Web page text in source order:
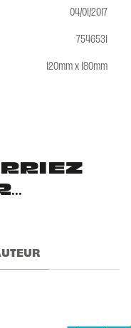
04/01/2017
7546531
120mm x 180mm